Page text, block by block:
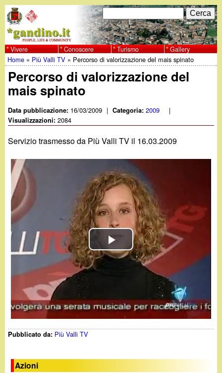
al
contenuto
principale
w
w
w
.
a
n
d
n
o
i
F
o
r
m
i
r
i
c
e
r
c
a
C
e
r
c
a
Vivere Conoscere Turismo Gallery
Tu
sei
qui
Home » Più Valli TV » Percorso di valorizzazione del mais spinato
Percorso di valorizzazione del
mais spinato
Data pubblicazione: 16/03/2009 | Categoria:2009 |
Visualizzazioni:2084
Servizio trasmesso da Più Valli TV il 16.03.2009
P
a
y
i
Pubblicato da: Più Valli TV
Azioni